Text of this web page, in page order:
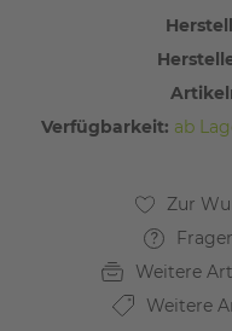
Verfügbarkeit: ab
Weitere
Weitere